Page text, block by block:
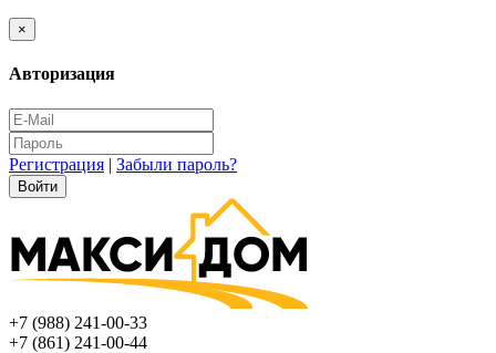
×
Авторизация
Регистрация | Забыли пароль?
+7 (988) 241-00-33
+7 (861) 241-00-44